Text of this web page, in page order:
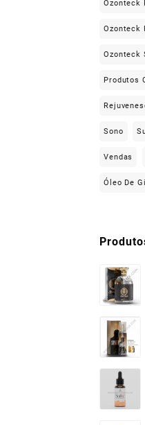
Ozonteck
Ozonteck
Ozonteck
Produtos
Sono
Vendas
Óleo De